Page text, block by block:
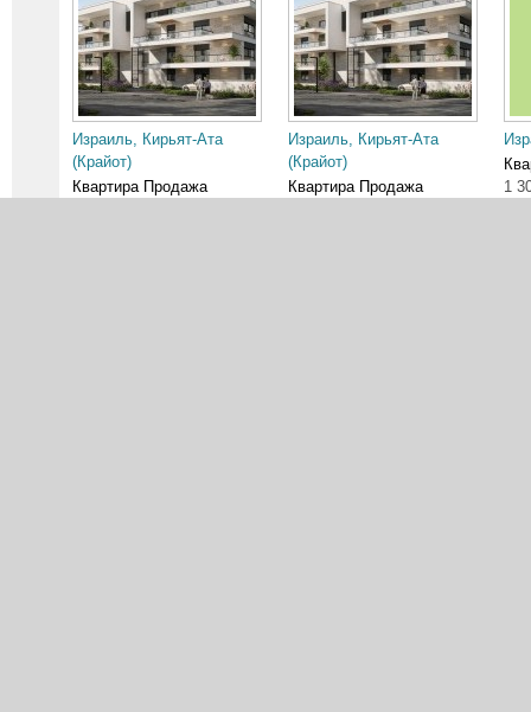
Израиль, Кирьят-Ата
(Крайот)
Квартира Продажа
Израиль, Кирьят-Ата
(Крайот)
Квартира Продажа
1